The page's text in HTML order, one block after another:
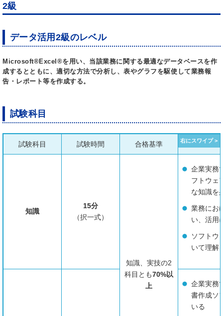
2級
データ活用2級のレベル
Microsoft®Excel®を用い、当該業務に関する最適なデータベースを作
成するとともに、適切な方法で分析し、表やグラフを駆使して業務報
告・レポート等を作成する。
試験科目
試験科目 試験時間 合格基準
知識
15分
（択一式）
知識、実技の2
科目とも70%以
上
企業実務
フトウェ
な知識を
業務にお
い、活用
ソフトウ
いて理
企業実務
書作成ソ
いる